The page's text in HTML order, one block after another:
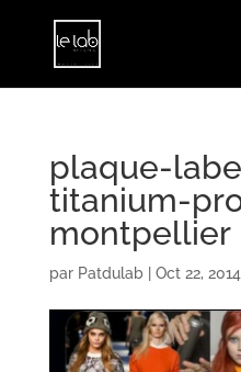
plaque-
titanium-
montpellier
par Patdulab| Oct 22, 2014